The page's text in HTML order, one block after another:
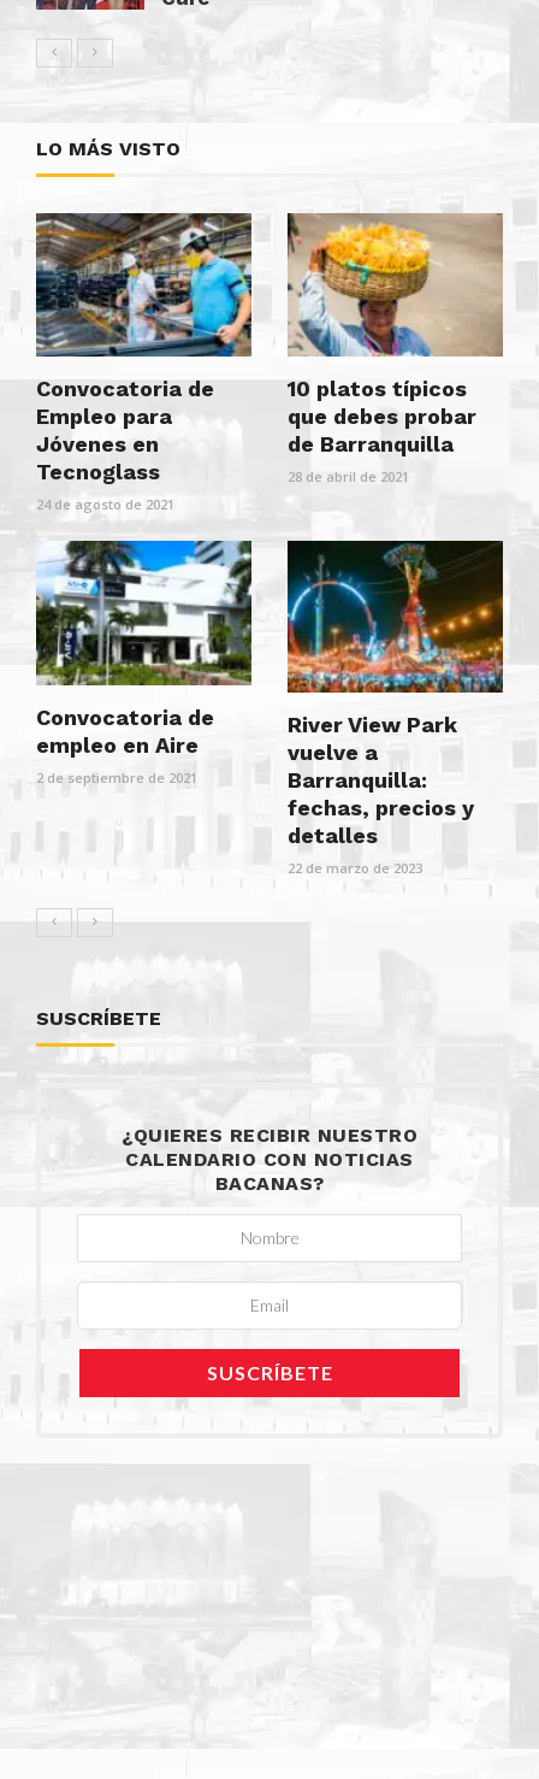
LO MÁS VISTO
Convocatoria de
Empleo para
Jóvenes en
Tecnoglass
24 de agosto de 2021
10 platos típicos
que debes probar
de Barranquilla
28 de abril de 2021
Convocatoria de
empleo en Aire
2 de septiembre de 2021
River View Park
vuelve a
Barranquilla:
fechas, precios y
detalles
22 de marzo de 2023
SUSCRÍBETE
¿QUIERES RECIBIR NUESTRO
CALENDARIO CON NOTICIAS
BACANAS?